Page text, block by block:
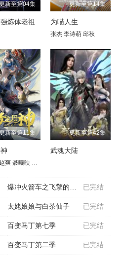
新至第04集
炼体老祖
更新至第14集
为喵人生
张杰 李诗萌 邱秋
易湫 梅媛菲
昊
新至第11集
赵爽 聂曦映
更新至第42集
武魂大陆
已完结
爆冲火箭车之飞擎的召唤
已完结
太姥娘娘与白茶仙子
已完结
百变马丁第七季
已完结
百变马丁第二季